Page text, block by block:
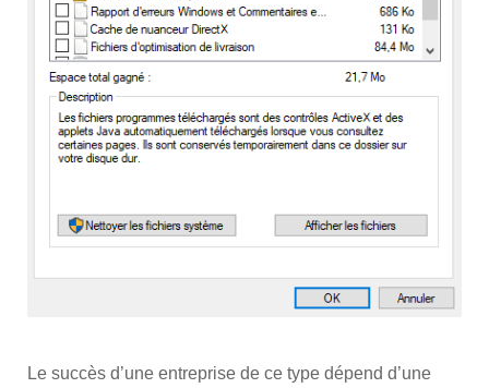
Le succès d’une entreprise de ce type dépend d’une